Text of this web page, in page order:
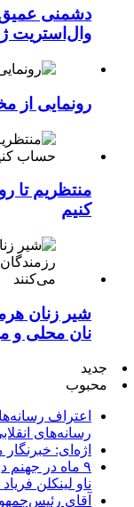
دشمنی عمیق
وال‌استریت
رونمایی از
منتظریم تا
کنیم
شیر زنان
نان محلی و
جدید
محبوب
اعتراف
رسانه‌های
اژه‌ای:
۹ ماه در جهنم
ناو لینکلن
آقای